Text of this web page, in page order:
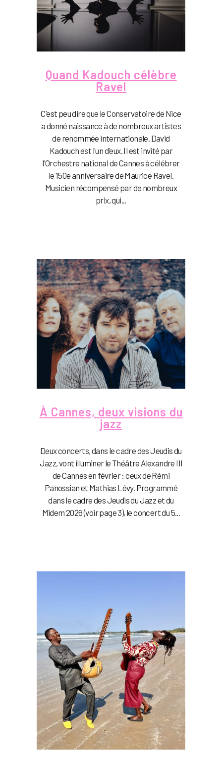
Quand Kadouch célèbre
Ravel
C'est peu dire que le Conservatoire de Nice
a donné naissance à de nombreux artistes
de renommée internationale. David
Kadouch est l'un d'eux. Il est invité par
l'Orchestre national de Cannes à célébrer
le 150e anniversaire de Maurice Ravel.
Musicien récompensé par de nombreux
prix, qui...
À Cannes, deux visions du
jazz
Deux concerts, dans le cadre des Jeudis du
Jazz, vont illuminer le Théâtre Alexandre III
de Cannes en février : ceux de Rémi
Panossian et Mathias Lévy. Programmé
dans le cadre des Jeudis du Jazz et du
Midem 2026 (voir page 3), le concert du 5...